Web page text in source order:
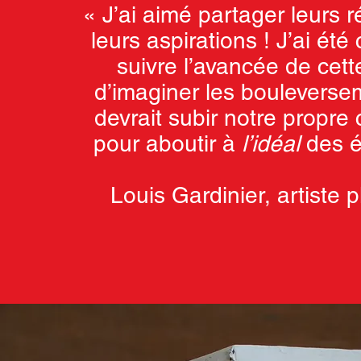
« Le travail dans
déplacement d'une
établie, d'un espace
vidéaste,
« J’ai aimé partager leurs
leurs aspirations ! J’ai été
suivre l’avancée de
d’imaginer les
devrait subir notre propre
pour aboutir à l’idéaldes
Louis Gardinier, artiste